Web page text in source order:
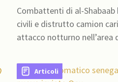
Hirshabelle
Combattenti di al-
civili e distrutto camion
attacco notturno nell’area
Articoli